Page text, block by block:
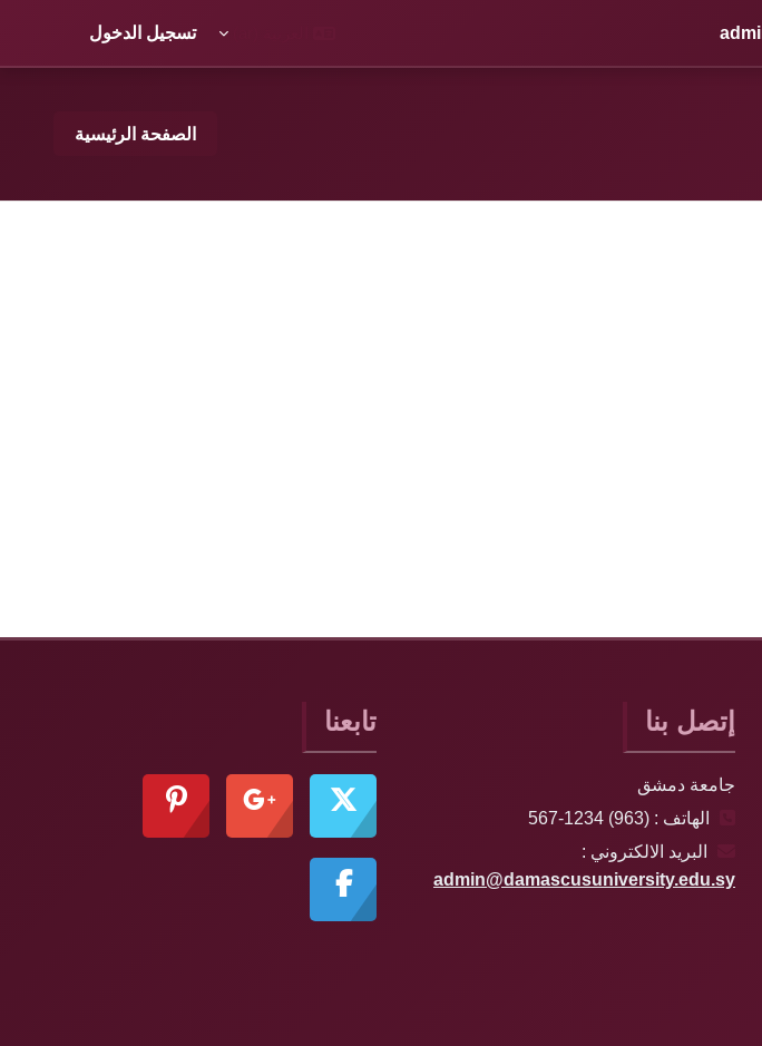
تسجيل الدخول
الصفحة الرئيسية
إتصل بنا
جامعة دمشق
الهاتف : (963) 1234-567
البريد الالكتروني :
admin@damascusuniversity.edu.sy
تابعنا